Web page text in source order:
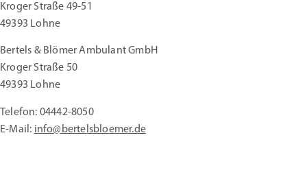
Kroger Straße 49-51
49393 Lohne
Bertels & Blömer Ambulant GmbH
Kroger Straße 50
49393 Lohne
Telefon: 04442-8050
E-Mail: info@bertelsbloemer.de